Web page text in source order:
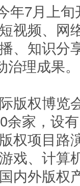
7月上旬
视频、网
、知识分
理成果。
权博览
余家，设
权项目路
戏、计算
内外版权